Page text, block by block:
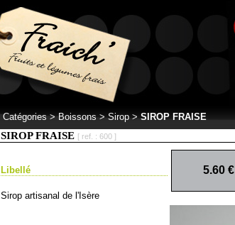
Catégories >Boissons > Sirop>SIROP FRAISE
SIROP FRAISE [ ref. : 600 ]
Libellé
Sirop artisanal de l'Isère
5.60 €